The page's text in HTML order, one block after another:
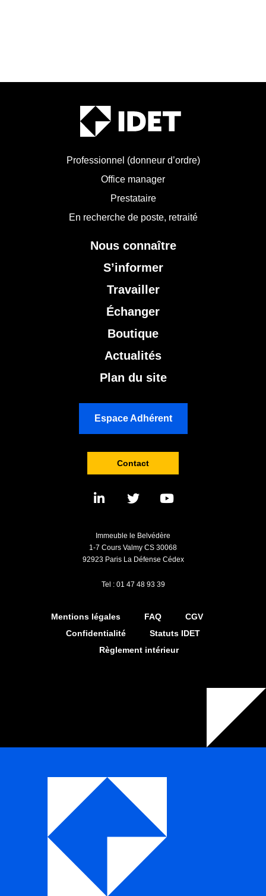
Professionnel (donneur d’ordre)
Office manager
Prestataire
En recherche de poste, retraité
Nous connaître
S’informer
Travailler
Échanger
Boutique
Actualités
Plan du site
Espace Adhérent
Contact
Immeuble le Belvédère
1-7 Cours Valmy CS 30068
92923 Paris La Défense Cédex
Tel : 01 47 48 93 39
Mentions légales FAQ
CGV
Confidentialité
Statuts IDET
Règlement intérieur